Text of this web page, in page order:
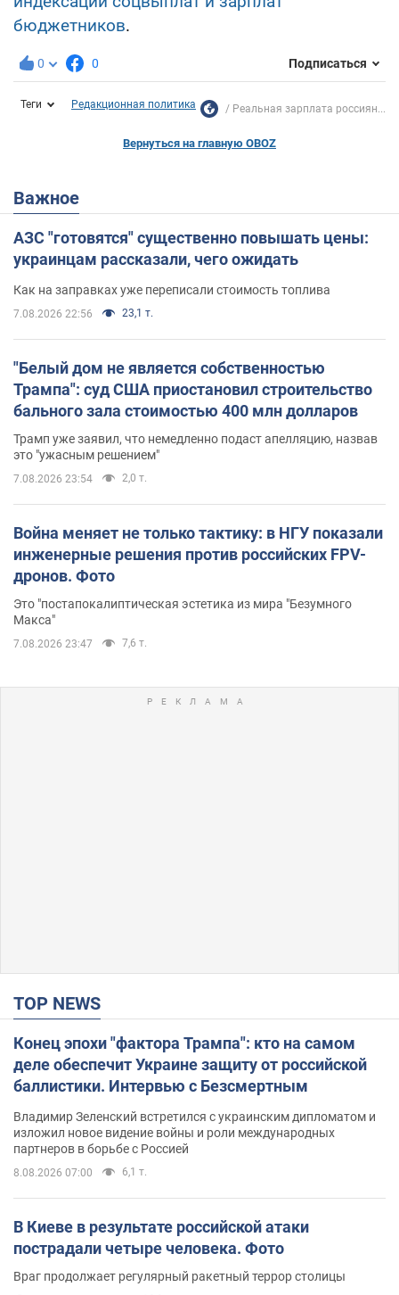
бюджетников.
0 0 Подписаться
Теги Редакционная политика Реальная зарплата россиян...
Вернуться на главную OBOZ
Важное
АЗС "готовятся" существенно повышать цены:
украинцам рассказали, чего ожидать
Как на заправках уже переписали стоимость топлива
7.08.2026 22:56 23,1 т.
"Белый дом не является собственностью
Трампа": суд США приостановил строительство
бального зала стоимостью 400 млн долларов
Трамп уже заявил, что немедленно подаст апелляцию, назвав
это "ужасным решением"
7.08.2026 23:54 2,0 т.
Война меняет не только тактику: в НГУ показали
инженерные решения против российских FPV-
дронов. Фото
Это "постапокалиптическая эстетика из мира "Безумного
Макса"
7.08.2026 23:47 7,6 т.
TOP NEWS
Конец эпохи "фактора Трампа": кто на самом
деле обеспечит Украине защиту от российской
баллистики. Интервью с Безсмертным
Владимир Зеленский встретился с украинским дипломатом и
изложил новое видение войны и роли международных
партнеров в борьбе с Россией
8.08.2026 07:00 6,1 т.
В Киеве в результате российской атаки
пострадали четыре человека. Фото
Враг продолжает регулярный ракетный террор столицы